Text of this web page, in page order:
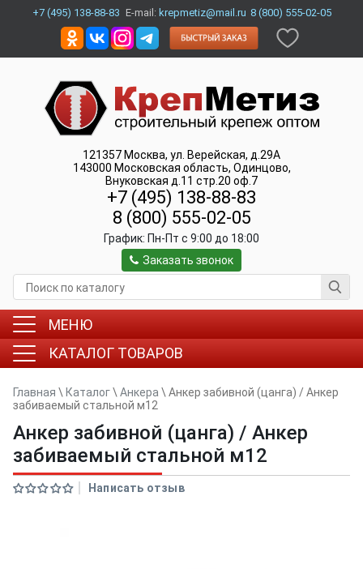
+7 (495) 138-88-83 E-mail: krepmetiz@mail.ru 8 (800) 555-02-05
121357 Москва, ул. Верейская, д.29А
143000 Московская область, Одинцово,
Внуковская д.11 стр.20 оф.7
+7 (495) 138-88-83
8 (800) 555-02-05
График: Пн-Пт c 9:00 до 18:00
Заказать звонок
МЕНЮ
КАТАЛОГ ТОВАРОВ
Главная \ Каталог\ Анкера \ Анкер забивной (цанга) / Анкер
забиваемый стальной м12
Анкер забивной (цанга) / Анкер
забиваемый стальной м12
Написать отзыв